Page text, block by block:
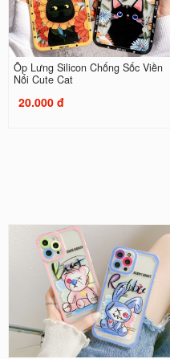
Ốp Lưng Silicon Chống Sốc Viền
Nổi Cute Cat
20.000 đ